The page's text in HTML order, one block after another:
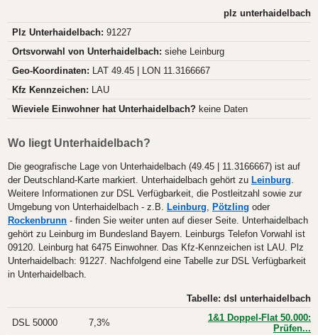
plz unterhaidelbach
Plz Unterhaidelbach: 91227
Ortsvorwahl von Unterhaidelbach: siehe Leinburg
Geo-Koordinaten: LAT 49.45 | LON 11.3166667
Kfz Kennzeichen: LAU
Wieviele Einwohner hat Unterhaidelbach? keine Daten
Wo liegt Unterhaidelbach?
Die geografische Lage von Unterhaidelbach (49.45 | 11.3166667) ist auf
der Deutschland-Karte markiert. Unterhaidelbach gehört zu Leinburg.
Weitere Informationen zur DSL Verfügbarkeit, die Postleitzahl sowie zur
Umgebung von Unterhaidelbach - z.B. Leinburg, Pötzling oder
Rockenbrunn - finden Sie weiter unten auf dieser Seite. Unterhaidelbach
gehört zu Leinburg im Bundesland Bayern. Leinburgs Telefon Vorwahl ist
09120. Leinburg hat 6475 Einwohner. Das Kfz-Kennzeichen ist LAU. Plz
Unterhaidelbach: 91227. Nachfolgend eine Tabelle zur DSL Verfügbarkeit
in Unterhaidelbach.
Tabelle: dsl unterhaidelbach
DSL 50000 7,3%
1&1 Doppel-Flat 50.000:
Prüfen...